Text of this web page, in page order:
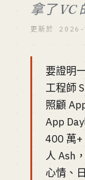
拿了 VC
更新於
要證明
工程師
照顧
App
400 萬
人 Ash
心情、